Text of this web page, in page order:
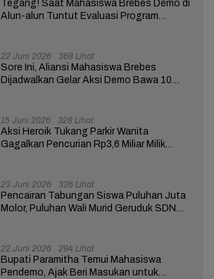
Tegang! Saat Mahasiswa Brebes Demo di
Alun-alun Tuntut Evaluasi Program
22 Juni 2026 368 Lihat
Sore Ini, Aliansi Mahasiswa Brebes
Dijadwalkan Gelar Aksi Demo Bawa 10
15 Juni 2026 328 Lihat
Aksi Heroik Tukang Parkir Wanita
Gagalkan Pencurian Rp3,6 Miliar Milik
23 Juni 2026 326 Lihat
Pencairan Tabungan Siswa Puluhan Juta
Molor, Puluhan Wali Murid Geruduk SDN
22 Juni 2026 294 Lihat
Bupati Paramitha Temui Mahasiswa
Pendemo, Ajak Beri Masukan untuk